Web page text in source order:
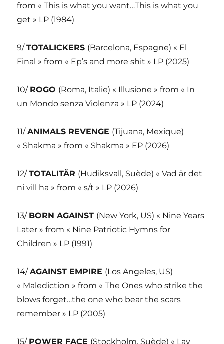
from « This is what you want…This is what you
get » LP (1984)
9/TOTALICKERS (Barcelona, Espagne) « El
Final » from « Ep’s and more shit » LP (2025)
10/ ROGO (Roma, Italie) « Illusione » from « In
un Mondo senza Violenza » LP (2024)
11/ANIMALS REVENGE (Tijuana, Mexique)
« Shakma » from « Shakma » EP (2026)
12/TOTALITÄR (Hudiksvall, Suède) « Vad är det
ni vill ha » from « s/t » LP (2026)
13/ BORN AGAINST (New York, US) « Nine Years
Later » from « Nine Patriotic Hymns for
Children » LP (1991)
14/AGAINST EMPIRE (Los Angeles, US)
« Malediction » from « The Ones who strike the
blows forget…the one who bear the scars
remember » LP (2005)
15/ POWER FACE (Stockholm, Suède) « Lay